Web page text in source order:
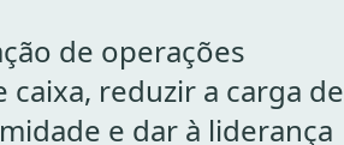
de operações
reduzir a carga de
e dar à liderança